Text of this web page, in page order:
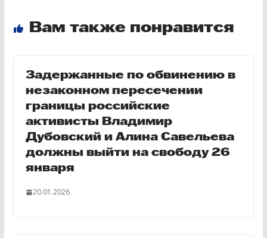
Вам также понравится
Задержанные по обвинению в
незаконном пересечении
границы российские
активисты Владимир
Дубовский и Алина Савельева
должны выйти на свободу 26
января
20.01.2026